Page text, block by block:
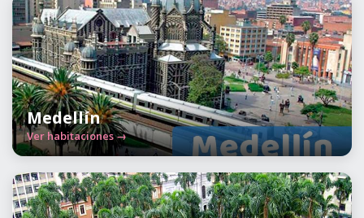
Medellín
Ver habitaciones →